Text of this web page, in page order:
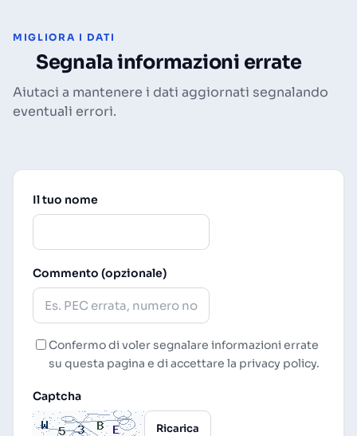
MIGLIORA I DATI
Segnala informazioni errate
Aiutaci a mantenere i dati aggiornati segnalando
eventuali errori.
Il tuo nome
Commento (opzionale)
Confermo di voler segnalare informazioni errate
su questa pagina e di accettare la privacy policy.
Captcha
Ricarica